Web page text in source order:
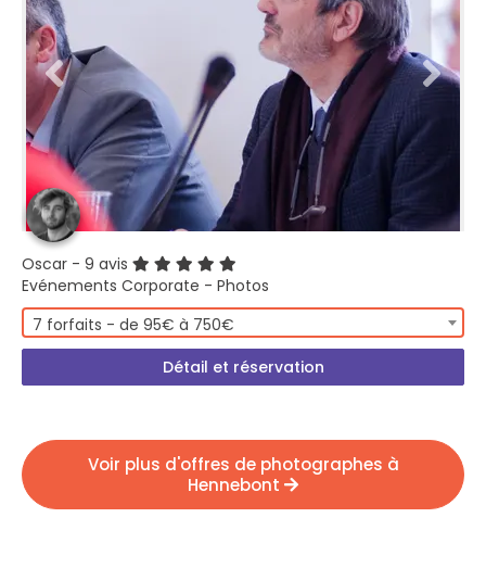
Oscar - 9 avis
Evénements Corporate - Photos
7 forfaits - de 95€ à 750€
Détail et réservation
Voir plus d'offres de photographes à
Hennebont